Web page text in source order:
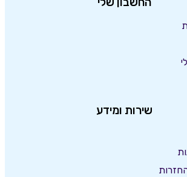
שירות ומידע